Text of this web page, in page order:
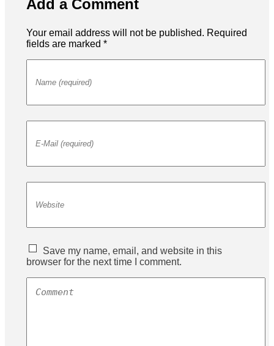
Add a Comment
Your email address will not be published. Required
fields are marked *
Save my name, email, and website in this
browser for the next time I comment.